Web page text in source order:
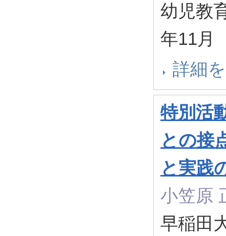
幼児教
年11月
詳細
特別活
との接
と実践
小笠原
早稲田